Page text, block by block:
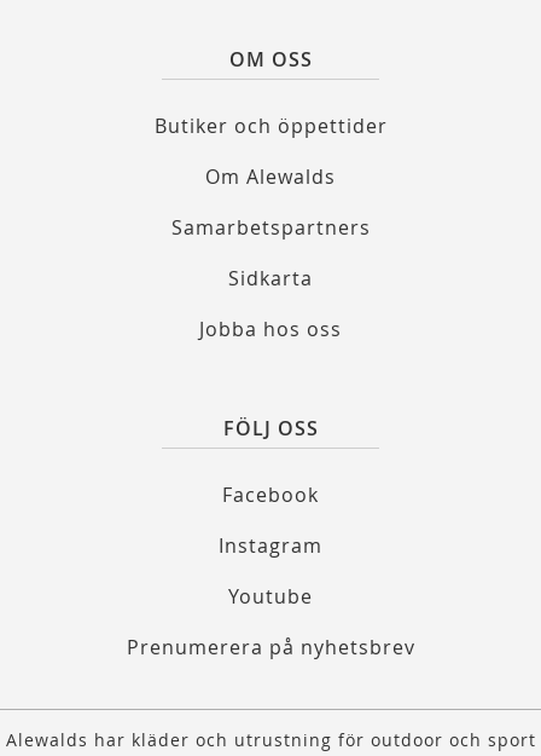
OM OSS
Butiker och öppettider
Om Alewalds
Samarbetspartners
Sidkarta
Jobba hos oss
FÖLJ OSS
Facebook
Instagram
Youtube
Prenumerera på nyhetsbrev
Alewalds har kläder och utrustning för outdoor och sport